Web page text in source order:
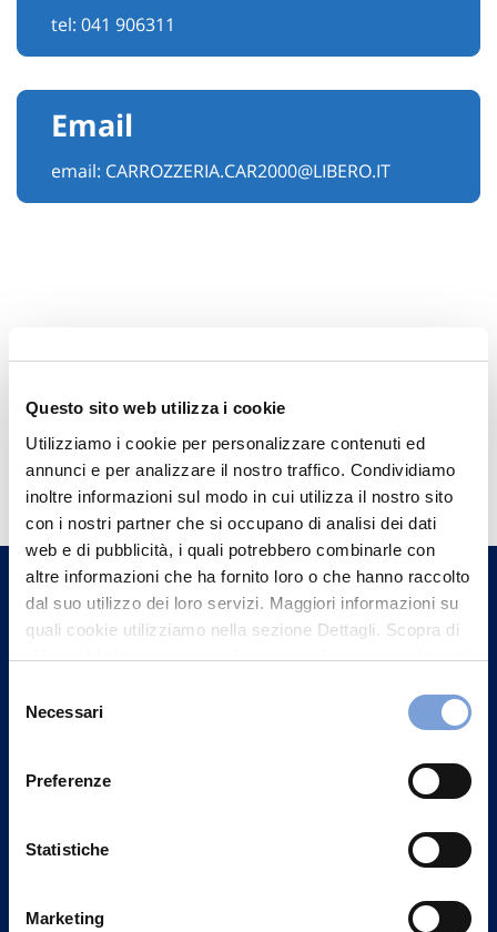
Questo sito web utilizza i cookie
Utilizziamo i cookie per personalizzare contenuti ed
annunci e per analizzare il nostro traffico. Condividiamo
inoltre informazioni sul modo in cui utilizza il nostro sito
con i nostri partner che si occupano di analisi dei dati
web e di pubblicità, i quali potrebbero combinarle con
altre informazioni che ha fornito loro o che hanno raccolto
dal suo utilizzo dei loro servizi. Maggiori informazioni su
quali cookie utilizziamo nella sezione Dettagli. Scopra di
più su chi siamo, come può contattarci e come trattiamo i
può trovare nel footer del sito nella sezione "Informativa
delNecessari
Preferenze
Statistiche
Marketing
tel: 041 906311
Email
email: CARROZZERIA.CAR2000@LIBERO.IT
Hai bisogno di
informazioni?
Trova l'Agenzia più vicina a te e parla con
un nostro Agente.
Contattaci